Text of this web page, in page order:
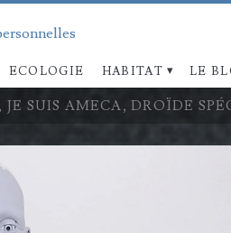
ECOLOGIE HABITAT LE
JE SUIS AMECA, DROÏDE